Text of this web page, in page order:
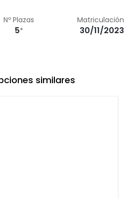
0,00€
Nº Plazas
5*
Matriculación
30/11/2023
similares